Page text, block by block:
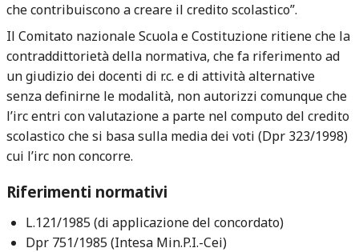
che contribuiscono a creare il credito scolastico”.
Il Comitato nazionale Scuola e Costituzione ritiene che la
contraddittorietà della normativa, che fa riferimento ad
un giudizio dei docenti di r.c. e di attività alternative
senza definirne le modalità, non autorizzi comunque che
l’irc entri con valutazione a parte nel computo del credito
scolastico che si basa sulla media dei voti (Dpr 323/1998)
cui l’irc non concorre.
Riferimenti normativi
L.121/1985 (di applicazione del concordato)
Dpr 751/1985 (Intesa Min.P.I.-Cei)